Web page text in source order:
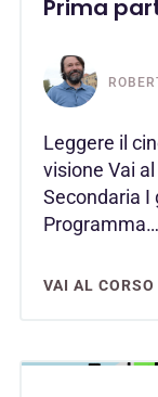
Prima
Leggere il
visione Vai
Secondaria I
Programma…
VAI AL